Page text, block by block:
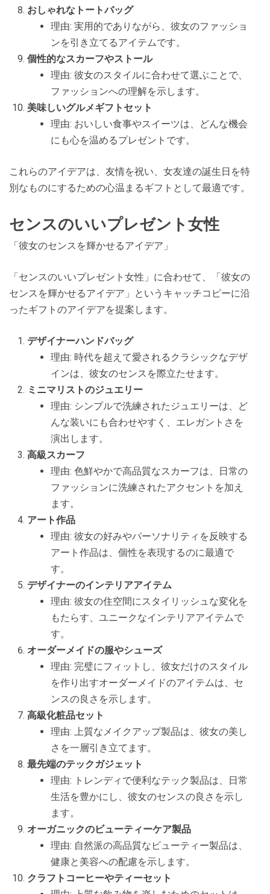
おしゃれなトートバッグ
理由: 実用的でありながら、彼女のファッショ
ンを引き立てるアイテムです。
個性的なスカーフやストール
理由: 彼女のスタイルに合わせて選ぶことで、
ファッションへの理解を示します。
美味しいグルメギフトセット
理由: おいしい食事やスイーツは、どんな機会
にも心を温めるプレゼントです。
これらのアイデアは、友情を祝い、女友達の誕生日を特
別なものにするための心温まるギフトとして最適です。
センスのいいプレゼント女性
「彼女のセンスを輝かせるアイデア」
「センスのいいプレゼント女性」に合わせて、「彼女の
センスを輝かせるアイデア」というキャッチコピーに沿
ったギフトのアイデアを提案します。
デザイナーハンドバッグ
理由: 時代を超えて愛されるクラシックなデザ
インは、彼女のセンスを際立たせます。
ミニマリストのジュエリー
理由: シンプルで洗練されたジュエリーは、ど
んな装いにも合わせやすく、エレガントさを
演出します。
高級スカーフ
理由: 色鮮やかで高品質なスカーフは、日常の
ファッションに洗練されたアクセントを加え
ます。
アート作品
理由: 彼女の好みやパーソナリティを反映する
アート作品は、個性を表現するのに最適で
す。
デザイナーのインテリアアイテム
理由: 彼女の住空間にスタイリッシュな変化を
もたらす、ユニークなインテリアアイテムで
す。
オーダーメイドの服やシューズ
理由: 完璧にフィットし、彼女だけのスタイル
を作り出すオーダーメイドのアイテムは、セ
ンスの良さを示します。
高級化粧品セット
理由: 上質なメイクアップ製品は、彼女の美し
さを一層引き立てます。
最先端のテックガジェット
理由: トレンディで便利なテック製品は、日常
生活を豊かにし、彼女のセンスの良さを示し
ます。
オーガニックのビューティーケア製品
理由: 自然派の高品質なビューティー製品は、
健康と美容への配慮を示します。
クラフトコーヒーやティーセット